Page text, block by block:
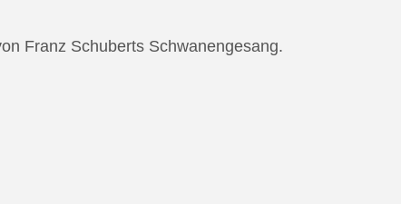
Franz Schuberts Schwanengesang.